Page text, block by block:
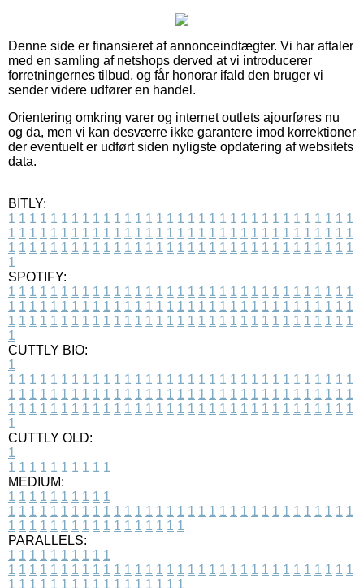
Denne side er finansieret af annonceindtægter. Vi har aftaler
med en samling af netshops derved at vi introducerer
forretningernes tilbud, og får honorar ifald den bruger vi
sender videre udfører en handel.
Orientering omkring varer og internet outlets ajourføres nu
og da, men vi kan desværre ikke garantere imod korrektioner
der eventuelt er udført siden nyligste opdatering af websitets
data.
BITLY:
1 1 1 1 1 1 1 1 1 1 1 1 1 1 1 1 1 1 1 1 1 1 1 1 1 1 1 1 1 1 1 1 1
1 1 1 1 1 1 1 1 1 1 1 1 1 1 1 1 1 1 1 1 1 1 1 1 1 1 1 1 1 1 1 1 1
1 1 1 1 1 1 1 1 1 1 1 1 1 1 1 1 1 1 1 1 1 1 1 1 1 1 1 1 1 1 1 1 1
1
SPOTIFY:
1 1 1 1 1 1 1 1 1 1 1 1 1 1 1 1 1 1 1 1 1 1 1 1 1 1 1 1 1 1 1 1 1
1 1 1 1 1 1 1 1 1 1 1 1 1 1 1 1 1 1 1 1 1 1 1 1 1 1 1 1 1 1 1 1 1
1 1 1 1 1 1 1 1 1 1 1 1 1 1 1 1 1 1 1 1 1 1 1 1 1 1 1 1 1 1 1 1 1
1
CUTTLY BIO:
1
1 1 1 1 1 1 1 1 1 1 1 1 1 1 1 1 1 1 1 1 1 1 1 1 1 1 1 1 1 1 1 1 1
1 1 1 1 1 1 1 1 1 1 1 1 1 1 1 1 1 1 1 1 1 1 1 1 1 1 1 1 1 1 1 1 1
1 1 1 1 1 1 1 1 1 1 1 1 1 1 1 1 1 1 1 1 1 1 1 1 1 1 1 1 1 1 1 1 1
1
CUTTLY OLD:
1
1 1 1 1 1 1 1 1 1 1
MEDIUM:
1 1 1 1 1 1 1 1 1 1
1 1 1 1 1 1 1 1 1 1 1 1 1 1 1 1 1 1 1 1 1 1 1 1 1 1 1 1 1 1 1 1 1
1 1 1 1 1 1 1 1 1 1 1 1 1 1 1 1 1
PARALLELS:
1 1 1 1 1 1 1 1 1 1
1 1 1 1 1 1 1 1 1 1 1 1 1 1 1 1 1 1 1 1 1 1 1 1 1 1 1 1 1 1 1 1 1
1 1 1 1 1 1 1 1 1 1 1 1 1 1 1 1 1